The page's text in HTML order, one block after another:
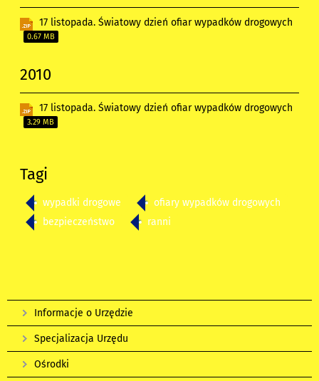
17 listopada. Światowy dzień ofiar wypadków drogowych
0.67 MB
2010
17 listopada. Światowy dzień ofiar wypadków drogowych
3.29 MB
Tagi
wypadki drogowe
ofiary wypadków drogowych
bezpieczeństwo
ranni
Informacje o Urzędzie
Specjalizacja Urzędu
Ośrodki